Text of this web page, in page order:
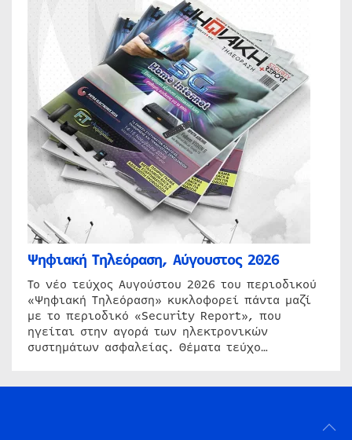
Ψηφιακή Τηλεόραση, Αύγουστος 2026
Το νέο τεύχος Αυγούστου 2026 του περιοδικού
«Ψηφιακή Τηλεόραση» κυκλοφορεί πάντα μαζί
με το περιοδικό «Security Report», που
ηγείται στην αγορά των ηλεκτρονικών
συστημάτων ασφαλείας. Θέματα τεύχο…